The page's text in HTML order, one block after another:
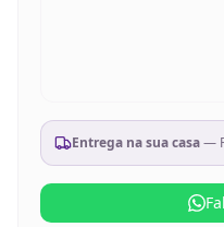
Entrega na sua casa—